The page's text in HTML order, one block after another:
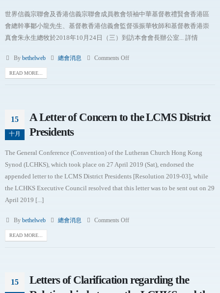
世界信義宗聯會及香港信義宗聯會成員教會領袖中華基督教禮賢會香港區
會總幹事鄒小龍先生、基督教香港信義會監督張振華牧師和基督教香港崇
真會朱永生總牧於2018年10月24日（三）到訪本會會長辦公室... 詳情
By bethelweb 總會消息 Comments Off
READ MORE...
15
十月
A Letter of Concern to the LCMS District
Presidents
The General Conference (Convention) of the Lutheran Church Hong Kong
Synod (LCHKS), which took place on 27 April 2019 (Sat), endorsed the
appended letter to the LCMS District Presidents [Resolution 2019-03], while
the LCHKS Executive Council resolved that this letter was to be sent out on 29
April 2019 [...]
By bethelweb 總會消息 Comments Off
READ MORE...
15
Letters of Clarification regarding the